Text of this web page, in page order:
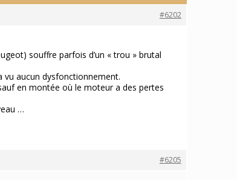
#6202
souffre parfois d’un « trou » brutal
vu aucun dysfonctionnement.
en montée où le moteur a des pertes
…
#6205